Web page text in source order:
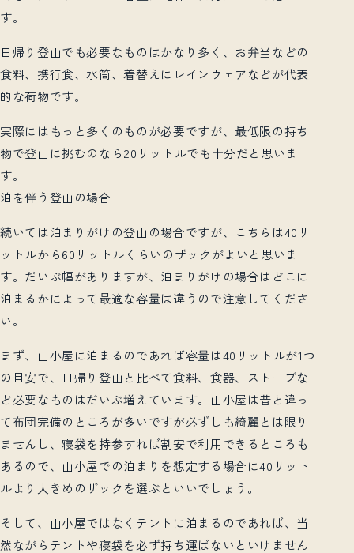
す。
日帰り登山でも必要なものはかなり多く、お弁当などの
食料、携行食、水筒、着替えにレインウェアなどが代表
的な荷物です。
実際にはもっと多くのものが必要ですが、最低限の持ち
物で登山に挑むのなら20 リットルでも十分だと思いま
す。
泊を伴う登山の場合
続いては泊まりがけの登山の場合ですが、こちらは40 リ
ットルから60 リットルくらいのザックがよいと思いま
す。だいぶ幅がありますが、泊まりがけの場合はどこに
泊まるかによって最適な容量は違うので注意してくださ
い。
まず、山小屋に泊まるのであれば容量は40 リットルが1つ
の目安で、日帰り登山と比べて食料、食器、ストーブな
ど必要なものはだいぶ増えています。山小屋は昔と違っ
て布団完備のところが多いですが必ずしも綺麗とは限り
ませんし、寝袋を持参すれば割安で利用できるところも
あるので、山小屋での泊まりを想定する場合に40 リット
ルより大きめのザックを選ぶといいでしょう。
そして、山小屋ではなくテントに泊まるのであれば、当
然ながらテントや寝袋を必ず持ち運ばないといけません